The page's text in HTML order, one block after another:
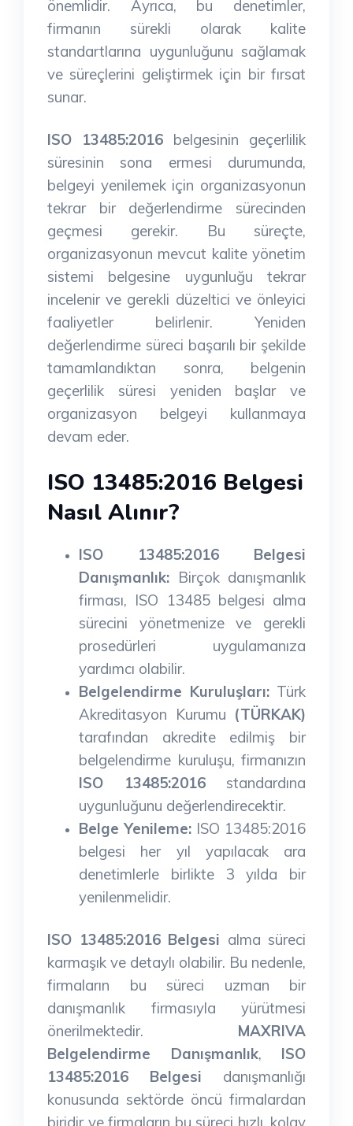
önemlidir. Ayrıca, bu denetimler,
firmanın sürekli olarak kalite
standartlarına uygunluğunu sağlamak
ve süreçlerini geliştirmek için bir fırsat
sunar.
ISO 13485:2016 belgesinin geçerlilik
süresinin sona ermesi durumunda,
belgeyi yenilemek için organizasyonun
tekrar bir değerlendirme sürecinden
geçmesi gerekir. Bu süreçte,
organizasyonun mevcut kalite yönetim
sistemi belgesine uygunluğu tekrar
incelenir ve gerekli düzeltici ve önleyici
faaliyetler belirlenir. Yeniden
değerlendirme süreci başarılı bir şekilde
tamamlandıktan sonra, belgenin
geçerlilik süresi yeniden başlar ve
organizasyon belgeyi kullanmaya
devam eder.
ISO 13485:2016 Belgesi
Nasıl Alınır?
ISO 13485:2016 Belgesi
Danışmanlık: Birçok danışmanlık
firması, ISO 13485 belgesi alma
sürecini yönetmenize ve gerekli
prosedürleri uygulamanıza
yardımcı olabilir.
Belgelendirme Kuruluşları:Türk
Akreditasyon Kurumu (TÜRKAK)
tarafından akredite edilmiş bir
belgelendirme kuruluşu, firmanızın
ISO 13485:2016standardına
uygunluğunu değerlendirecektir.
Belge Yenileme: ISO 13485:2016
belgesi her yıl yapılacak ara
denetimlerle birlikte 3 yılda bir
yenilenmelidir.
ISO 13485:2016 Belgesi alma süreci
karmaşık ve detaylı olabilir. Bu nedenle,
firmaların bu süreci uzman bir
danışmanlık firmasıyla yürütmesi
önerilmektedir. MAXRIVA
Belgelendirme Danışmanlık, ISO
13485:2016 Belgesi danışmanlığı
konusunda sektörde öncü firmalardan
biridir ve firmaların bu süreci hızlı, kolay